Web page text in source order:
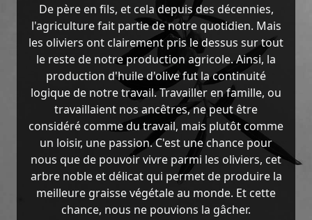
De père en fils, et cela depuis des décennies,
l'agriculture fait partie de notre quotidien. Mais
les oliviers ont clairement pris le dessus sur tout
le reste de notre production agricole. Ainsi, la
production d'huile d'olive fut la continuité
logique de notre travail. Travailler en famille, ou
travaillaient nos ancêtres, ne peut être
considéré comme du travail, mais plutôt comme
un loisir, une passion. C'est une chance pour
nous que de pouvoir vivre parmi les oliviers, cet
arbre noble et délicat qui permet de produire la
meilleure graisse végétale au monde. Et cette
chance, nous ne pouvions la gâcher.